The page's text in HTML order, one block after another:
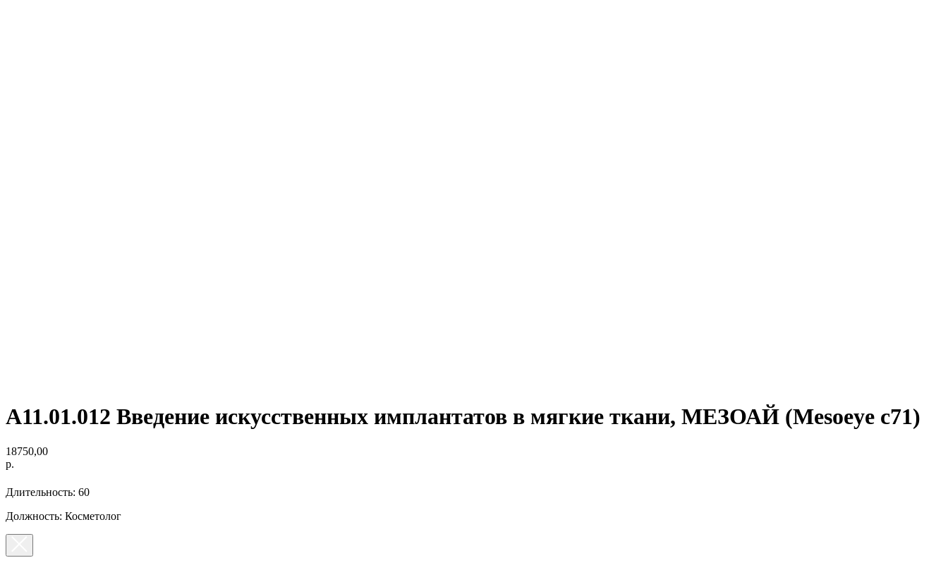
А11.01.012 Введение искусственных имплантатов в мягкие ткани, МЕЗОАЙ (Mesoeye c71)
18750,00
р.
Длительность: 60
Должность: Косметолог